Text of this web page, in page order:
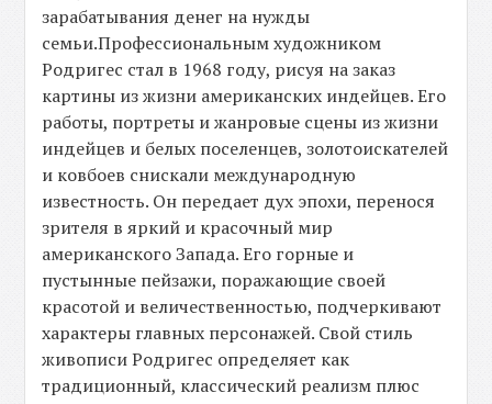
зарабатывания денег на нужды
семьи.Профессиональным художником
Родригес стал в 1968 году, рисуя на заказ
картины из жизни американских индейцев. Его
работы, портреты и жанровые сцены из жизни
индейцев и белых поселенцев, золотоискателей
и ковбоев снискали международную
известность. Он передает дух эпохи, перенося
зрителя в яркий и красочный мир
американского Запада. Его горные и
пустынные пейзажи, поражающие своей
красотой и величественностью, подчеркивают
характеры главных персонажей. Свой стиль
живописи Родригес определяет как
традиционный, классический реализм плюс